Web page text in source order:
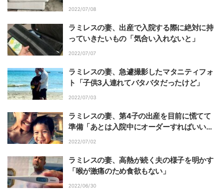
2022/07/08
ラミレスの妻、出産で入院する際に絶対に持
っていきたいもの「気合い入れないと」
2022/07/07
ラミレスの妻、急遽撮影したマタニティフォ
ト「子供3人連れてバタバタだったけど」
2022/07/03
ラミレスの妻、第4子の出産を目前に慌てて
準備「あとは入院中にオーダーすればいい
か」
2022/07/02
ラミレスの妻、高熱が続く夫の様子を明かす
「喉が激痛のため食欲もない」
2022/06/30